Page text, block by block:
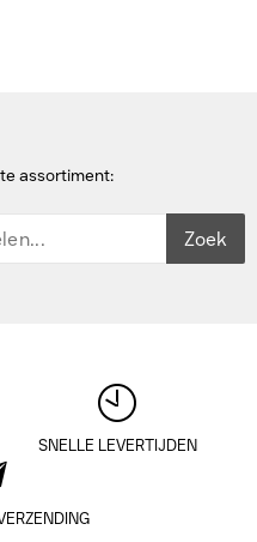
assortiment:
Zoek
SNELLE LEVERTIJDEN